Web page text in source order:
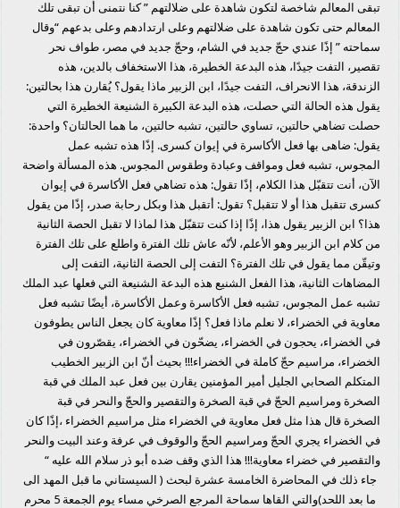
تبقى المعالم شاخصة لتكون شاهدة على ضلالتهم ” كنا نتمنى أن تبقى تلك
المعالم حتى تكون شاهدة على ضلالتهم وعلى ارتدادهم وعلى بدعهم “وقال
سماحته ” إذًا عندي حجّ جديد في الشام، وحجّ جديد في مصر، طواف نحر
تقصير، التفت جيدًا، هذه البدعة الخطيرة، هذا الاستخفاف بالدين، هذه
الزندقة، هذا الانحراف، التفت جيدًا، ابن الزبير ماذا يقول؟ يُقارن هذا بحالتين:
يقول هذه الحالة التي حصلت، هذه البدعة الكبيرة الشنيعة الخطيرة التي
حصلت تضاهي حالتين، تساوي حالتين، تشبه حالتين، ما هما الحالتان؟ واحدة:
يقول: ضاهى بها فعل الأكاسرة في إيوان كسرى. إذًا هذه تشبه عمل
المجوس، تشبه فعل ومواقف وعبادة وطقوس المجوس. هذه المسألة واضحة
الآن، أنت تتقبّل هذا الكلام، إذًا تقول: هذه تضاهي فعل الأكاسرة في إيوان
كسرى تتقبل هذا أو لا تتقبل؟ تقول: أتقبل هذا وبكل رحابة صدر، إذًا من يقول
هذا؟ ابن الزبير يقول هذا، إذًا إذا كنت تتقبّل هذا لماذا لا تقبل الحصة الثانية
من كلام ابن الزبير وهو الأعلم، لأنّه عاش تلك الفترة واطلع على تلك الفترة
وتيقّن مما يقول في تلك الفترة؟ التفت إلى الحصة الثانية، التفت إلى
المضاهات الثانية، هذا الفعل الشنيع هذه البدعة الشنيعة التي فعلها عبد الملك
تشبه عمل المجوس، تشبه فعل الأكاسرة وعمل الأكاسرة، أيضًا تشبه فعل
معاوية في الخضراء، لا نعلم ماذا فعل؟ إذًا معاوية كان يجعل الناس يطوفون
في الخضراء، يحجون في الخضراء، يضحّون في الخضراء، يقصّرون في
الخضراء، مراسيم حجّ كاملة في الخضراء!!! بحيث أنّ ابن الزبير الخطيب
المتكلم الصحابي الجليل أمير المؤمنين يقارن بين فعل عبد الملك في قبة
الصخرة ومراسيم الحجّ في قبة الصخرة والتقصير والحجّ والنحر في قبة
الصخرة قال هذا مثل فعل معاوية في الخضراء مثل مراسيم الخضراء ،إذًا كان
في الخضراء يجري الحجّ ومراسيم الحجّ والوقوف في عرفة وعند البيت والنحر
والتقصير في خضراء معاوية!!! هذا الذي وقف ضده أبو ذر سلام الله عليه “
جاء ذلك في المحاضرة الخامسة عشرة لبحث ( السيستاني ما قبل المهد الى
ما بعد اللحد)والتي القاها سماحة المرجع الصرخي مساء يوم الجمعة 5 محرم